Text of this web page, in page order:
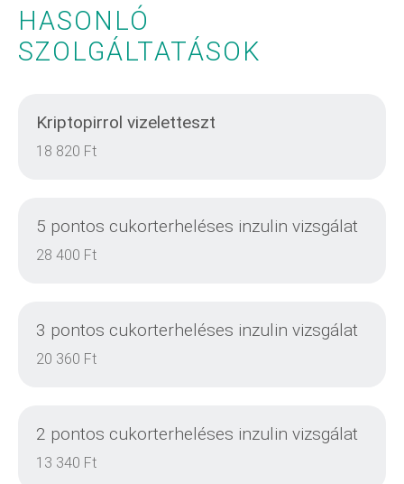
HASONLÓ
SZOLGÁLTATÁSOK
Kriptopirrol vizeletteszt
18 820 Ft
5 pontos cukorterheléses inzulin vizsgálat
28 400 Ft
3 pontos cukorterheléses inzulin vizsgálat
20 360 Ft
2 pontos cukorterheléses inzulin vizsgálat
13 340 Ft